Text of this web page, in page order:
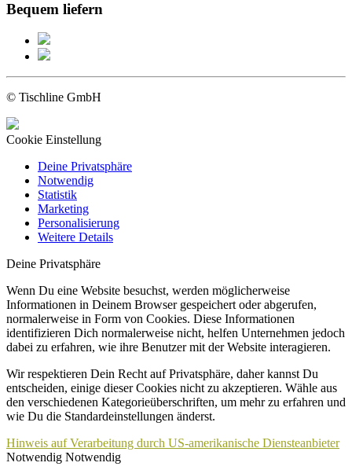
Bequem liefern
© Tischline GmbH
Cookie Einstellung
Deine Privatsphäre
Notwendig
Statistik
Marketing
Personalisierung
Weitere Details
Deine Privatsphäre
Wenn Du eine Website besuchst, werden möglicherweise
Informationen in Deinem Browser gespeichert oder abgerufen,
normalerweise in Form von Cookies. Diese Informationen
identifizieren Dich normalerweise nicht, helfen Unternehmen jedoch
dabei zu erfahren, wie ihre Benutzer mit der Website interagieren.
Wir respektieren Dein Recht auf Privatsphäre, daher kannst Du
entscheiden, einige dieser Cookies nicht zu akzeptieren. Wähle aus
den verschiedenen Kategorieüberschriften, um mehr zu erfahren und
wie Du die Standardeinstellungen änderst.
Hinweis auf Verarbeitung durch US-amerikanische Diensteanbieter
Notwendig Notwendig